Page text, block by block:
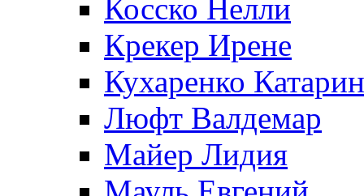
Косско Нелли
Крекер Ирене
Кухаренко
Люфт Валдемaр
Майер Лидия